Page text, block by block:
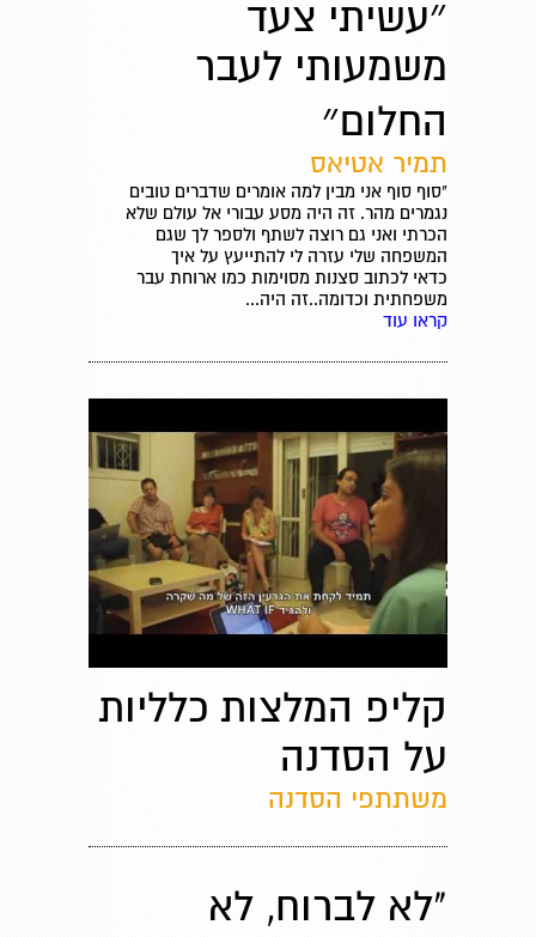
״עשיתי צעד
משמעותי לעבר
החלום״
תמיר אטיאס
"סוף סוף אני מבין למה אומרים שדברים טובים
נגמרים מהר. זה היה מסע עבורי אל עולם שלא
הכרתי ואני גם רוצה לשתף ולספר לך שגם
המשפחה שלי עזרה לי להתייעץ על איך
כדאי לכתוב סצנות מסוימות כמו ארוחת עבר
משפחתית וכדומה..זה היה...
קראו עוד
קליפ המלצות כלליות
על הסדנה
משתתפי הסדנה
"לא לברוח, לא